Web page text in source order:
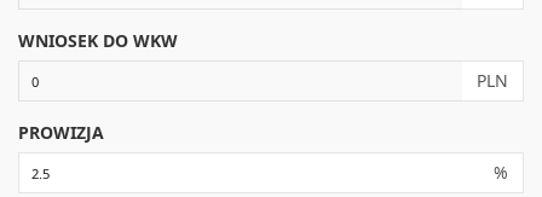
WNIOSEK DO WKW
PLN
PROWIZJA
%